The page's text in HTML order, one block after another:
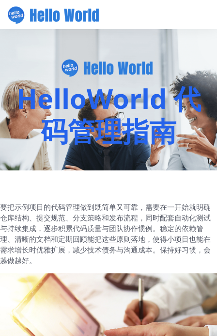
HelloWorld 代
码管理指南
要把示例项目的代码管理做到既简单又可靠，需要在一开始就明确
仓库结构、提交规范、分支策略和发布流程，同时配套自动化测试
与持续集成，逐步积累代码质量与团队协作惯例。稳定的依赖管
理、清晰的文档和定期回顾能把这些原则落地，使得小项目也能在
需求增长时优雅扩展，减少技术债务与沟通成本。保持好习惯，会
越做越好。